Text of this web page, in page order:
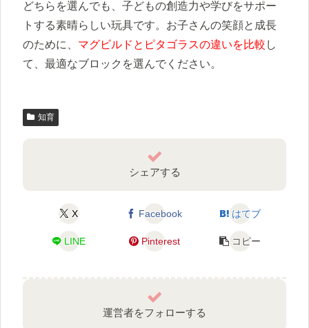
どちらを選んでも、子どもの創造力や学びをサポー
トする素晴らしい玩具です。お子さんの笑顔と成長
のために、 マグビルドとピタゴラスの違いを比較 し
て、最適なブロックを選んでください。
知育
シェアする
X Facebook はてブ
LINE Pinterest コピー
運営者をフォローする